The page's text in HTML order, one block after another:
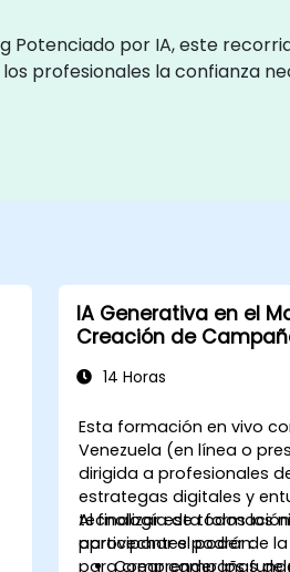
Potenciado por IA, este
profesionales la confianza
IA Generativa en el
Creación de
14 Horas
Esta formación en vivo
Venezuela (en línea o
dirigida a profesionales
estrategas digitales y
tecnología de todos los
aprovechar el poder de
para crear campañas de
Al finalizar esta
participantes podrán:
Comprender los